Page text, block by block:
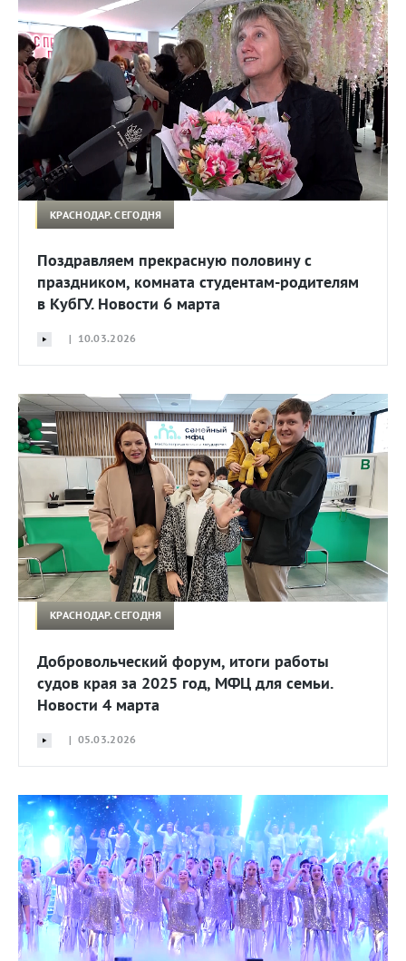
КРАСНОДАР. СЕГОДНЯ
Поздравляем прекрасную половину с
праздником, комната студентам-родителям
в КубГУ. Новости 6 марта
| 10.03.2026
КРАСНОДАР. СЕГОДНЯ
Добровольческий форум, итоги работы
судов края за 2025 год, МФЦ для семьи.
Новости 4 марта
| 05.03.2026